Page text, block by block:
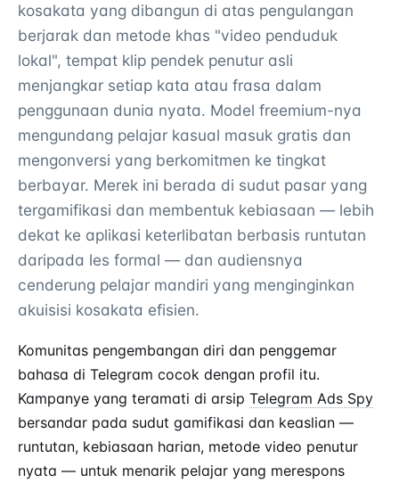
kosakata yang dibangun di atas pengulangan
berjarak dan metode khas "video penduduk
lokal", tempat klip pendek penutur asli
menjangkar setiap kata atau frasa dalam
penggunaan dunia nyata. Model freemium-nya
mengundang pelajar kasual masuk gratis dan
mengonversi yang berkomitmen ke tingkat
berbayar. Merek ini berada di sudut pasar yang
tergamifikasi dan membentuk kebiasaan — lebih
dekat ke aplikasi keterlibatan berbasis runtutan
daripada les formal — dan audiensnya
cenderung pelajar mandiri yang menginginkan
akuisisi kosakata efisien.
Komunitas pengembangan diri dan penggemar
bahasa di Telegram cocok dengan profil itu.
Kampanye yang teramati di arsip Telegram Ads Spy
bersandar pada sudut gamifikasi dan keaslian —
runtutan, kebiasaan harian, metode video penutur
nyata — untuk menarik pelajar yang merespons